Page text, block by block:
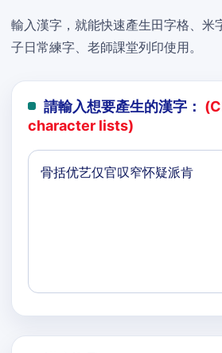
輸入漢字，就能快速產生田字格、米
子日常練字、老師課堂列印使用。
請輸入想要產生的漢字：
character lists)